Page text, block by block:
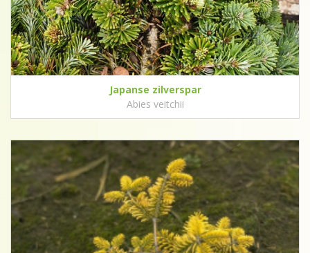
Japanse zilverspar
Abies veitchii